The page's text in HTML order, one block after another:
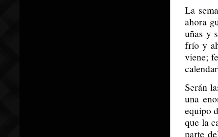
La
ahora
uñas y
frío y
viene;
Serán
una
equipo
que la
parte